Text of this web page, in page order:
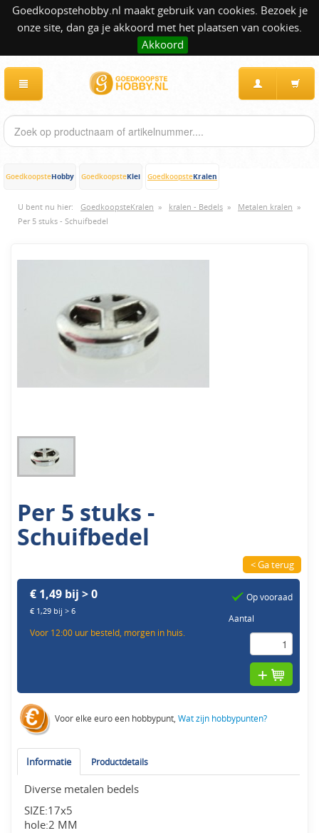
Goedkoopstehobby.nl maakt gebruik van cookies. Bezoek je
onze site, dan ga je akkoord met het plaatsen van cookies.
Akkoord
GoedkoopsteHobby GoedkoopsteKlei GoedkoopsteKralen
U bent nu hier: GoedkoopsteKralen » kralen - Bedels » Metalen kralen »
Per 5 stuks - Schuifbedel
Per 5 stuks -
Schuifbedel
< Ga terug
€ 1,49 bij > 0
€ 1,29 bij > 6
Voor 12:00 uur besteld, morgen in huis.
Op vooraad
Aantal
Voor elke euro een hobbypunt,Wat zijn hobbypunten?
Informatie Productdetails
Diverse metalen bedels
SIZE:17x5
hole:2 MM